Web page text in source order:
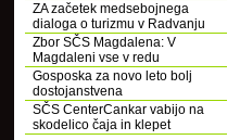
ZA začetek medsebojnega
dialoga o turizmu v Radvanju
Zbor SČS Magdalena: V
Magdaleni vse v redu
Gosposka za novo leto bolj
dostojanstvena
SČS CenterCankar vabijo na
skodelico čaja in klepet